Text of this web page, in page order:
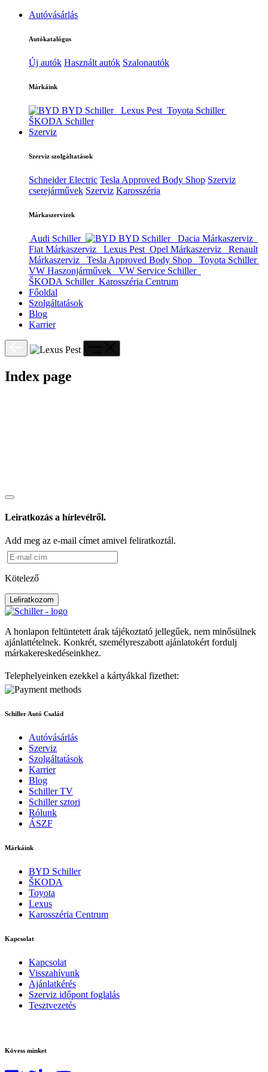
Autóvásárlás
Autókatalógus
Új autók Használt autók Szalonautók
Márkáink
BYD Schiller Lexus Pest Toyota Schiller
ŠKODA Schiller
Szerviz
Szerviz szolgáltatások
Schneider Electric Tesla Approved Body Shop Szerviz
cserejárművek Szerviz Karosszéria
Márkaszervizek
Audi Schiller BYD Schiller
Dacia Márkaszerviz
Fiat Márkaszerviz
Lexus Pest Opel Márkaszerviz
Renault
Márkaszerviz
Tesla Approved Body Shop
Toyota Schiller
VW Haszonjárművek
VW Service Schiller
ŠKODA Schiller Karosszéria Centrum
Főoldal
Szolgáltatások
Blog
Karrier
Index page
Leiratkozás a hírlevélről.
Add meg az e-mail címet amivel feliratkoztál.
Kötelező
Leliratkozom
A honlapon feltüntetett árak tájékoztató jellegűek, nem minősülnek
ajánlattételnek. Konkrét, személyreszabott ajánlatokért fordulj
márkakereskedéseinkhez.
Telephelyeinken ezekkel a kártyákkal fizethet:
Schiller Autó Család
Autóvásárlás
Szerviz
Szolgáltatások
Karrier
Blog
Schiller TV
Schiller sztori
Rólunk
ÁSZF
Márkáink
BYD Schiller
ŠKODA
Toyota
Lexus
Karosszéria Centrum
Kapcsolat
Kapcsolat
Visszahívunk
Ajánlatkérés
Szerviz időpont foglalás
Tesztvezetés
Kövess minket